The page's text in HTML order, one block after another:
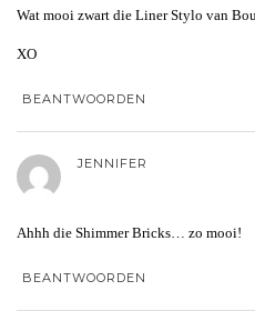
Wat mooi zwart die Liner Stylo van
XO
BEANTWOORDEN
JENNIFER
Ahhh die Shimmer Bricks… zo mooi!
BEANTWOORDEN